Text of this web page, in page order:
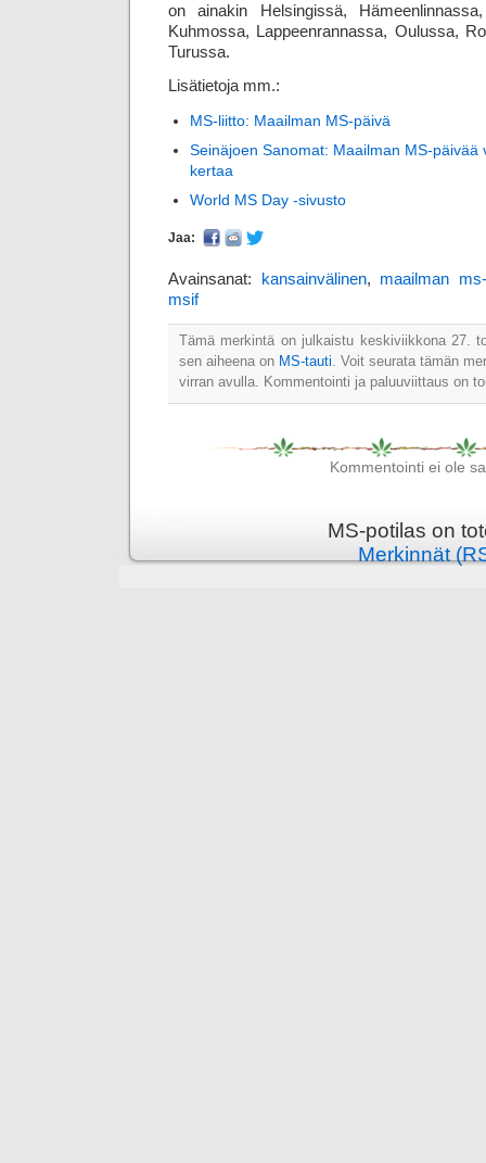
on ainakin Helsingissä,
Kuhmossa, Lappeenrannassa, Oulussa,
Turussa.
Lisätietoja mm.:
MS-liitto: Maailman MS-päivä
Seinäjoen Sanomat: Maailman MS-päivää
kertaa
World MS Day -sivusto
Jaa:
Avainsanat: kansainvälinen, maailman
msif
Tämä merkintä on julkaistu keskiviikkona 27.
sen aiheena on MS-tauti. Voit seurata tämän
virran avulla. Kommentointi ja paluuviittaus on
Kommentointi ei ole
MS-potilas on
Merkinnät